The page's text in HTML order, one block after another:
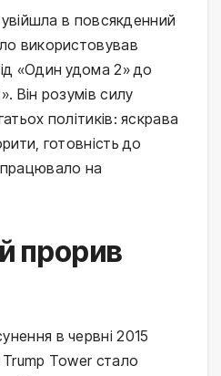
в повсякденний
використовував
«Один удома 2» до
Він розумів силу
політиків: яскрава
готовність до
на
прорив
в червні 2015
Tower стало